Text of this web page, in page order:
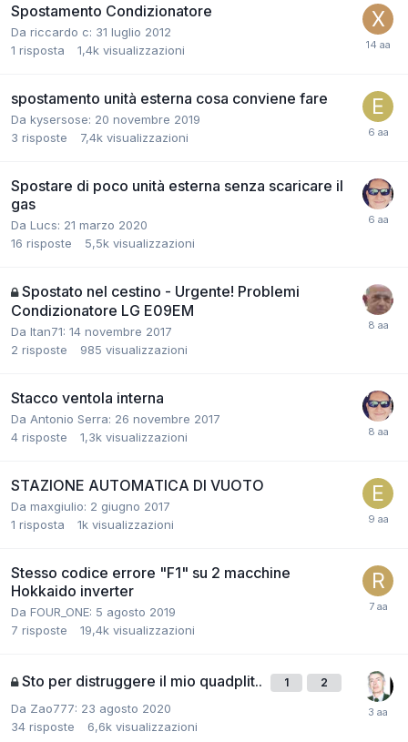
Spostamento Condizionatore
Da riccardo c: 31 luglio 2012
1 risposta 1,4k visualizzazioni
spostamento unità esterna cosa conviene fare
Da kysersose: 20 novembre 2019
3 risposte 7,4k visualizzazioni
Spostare di poco unità esterna senza scaricare il
gas
Da Lucs: 21 marzo 2020
16 risposte 5,5k visualizzazioni
Spostato nel cestino - Urgente! Problemi
Condizionatore LG E09EM
Da Itan71: 14 novembre 2017
2 risposte 985 visualizzazioni
Stacco ventola interna
Da Antonio Serra: 26 novembre 2017
4 risposte 1,3k visualizzazioni
STAZIONE AUTOMATICA DI VUOTO
Da maxgiulio: 2 giugno 2017
1 risposta 1k visualizzazioni
Stesso codice errore "F1" su 2 macchine
Hokkaido inverter
Da FOUR_ONE: 5 agosto 2019
7 risposte 19,4k visualizzazioni
Sto per distruggere il mio quadplit.. 1 2
Da Zao777: 23 agosto 2020
34 risposte 6,6k visualizzazioni